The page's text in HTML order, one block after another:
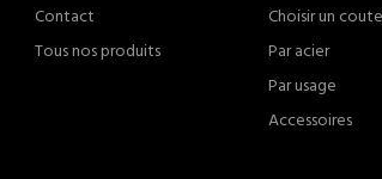
Contact
Tous nos produits
Choisir un
Par acier
Par usage
Accessoires